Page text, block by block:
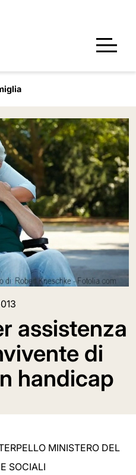
assistenza
di
handicap
MINISTERO DEL
SOCIALI